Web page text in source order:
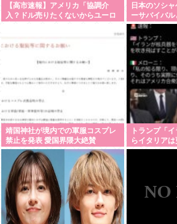
【高市速報】アメリカ「協調介
入？ドル売りたくないからユーロ
日本のソシ
ーサバイバ
ゲに覇権獲ら
靖国神社が境内での軍服コスプレ
禁止を発表 愛国界隈大絶賛
トランプ「
らイタリア
ニ「使った